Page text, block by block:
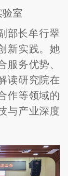
室
部长牟行翠
新实践。她
服务优势、
读研究院在
作等领域的
与产业深度